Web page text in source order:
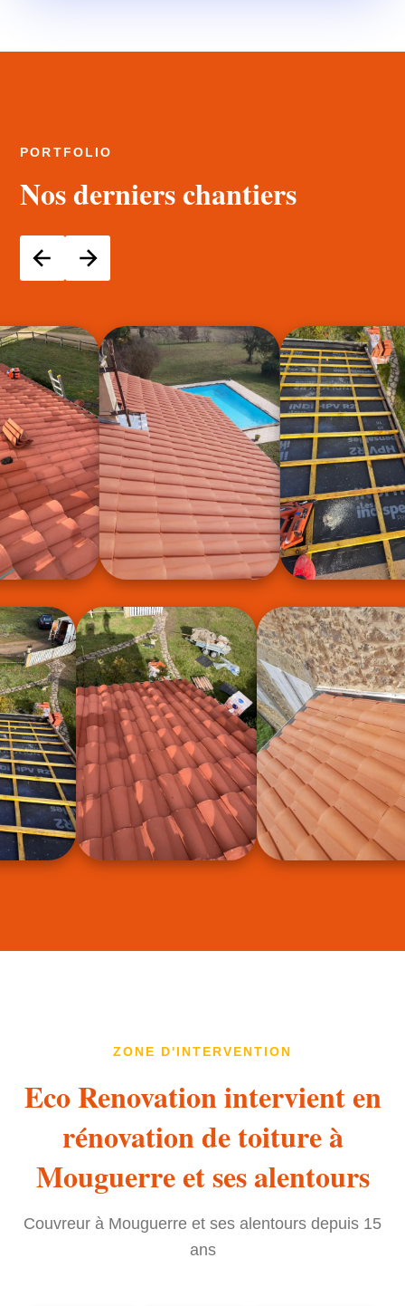
PORTFOLIO
Nos derniers chantiers
ZONE D'INTERVENTION
Eco Renovation intervient en
rénovation de toiture à
Mouguerre et ses alentours
Couvreur à Mouguerre et ses alentours depuis 15
ans